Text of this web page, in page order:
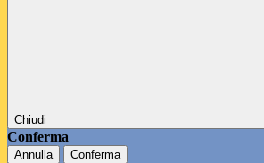
Chiudi
Conferma
Annulla Conferma